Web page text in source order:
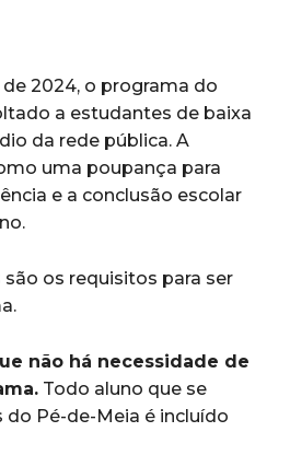
2024, o programa do
a estudantes de baixa
da rede pública. A
uma poupança para
e a conclusão escolar
são os requisitos para ser
não há necessidade de
Todo aluno que se
do Pé-de-Meia é incluído